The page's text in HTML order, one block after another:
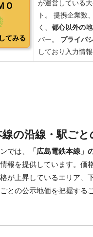
線の沿線・駅ごと
では、
「広島電鉄本線」
報を提供しています。価
が上昇しているエリア、
との公示地価を把握する